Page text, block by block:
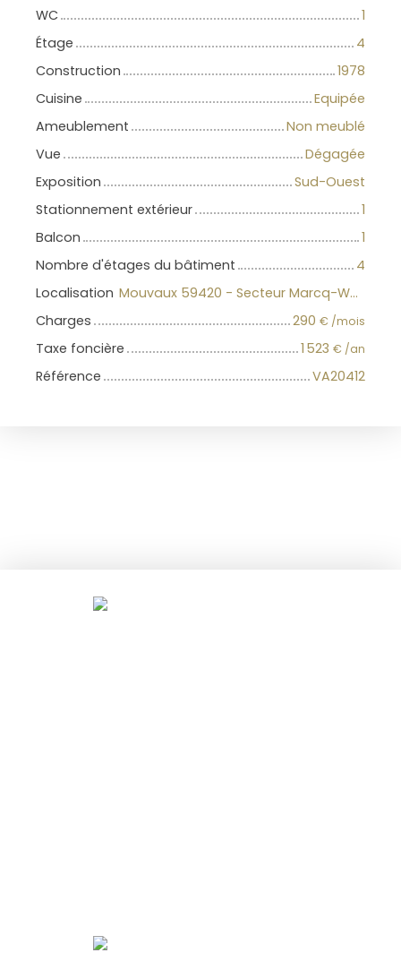
WC
1
Étage
4
Construction
1978
Cuisine
Equipée
Ameublement
Non meublé
Vue
Dégagée
Exposition
Sud-Ouest
Stationnement extérieur
1
Balcon
1
Nombre d'étages du bâtiment
4
Localisation
Mouvaux 59420 - Secteur Marcq-Wasquehal-Mouvaux
Charges
290 € /mois
Taxe foncière 1 523 € /an
Référence VA20412